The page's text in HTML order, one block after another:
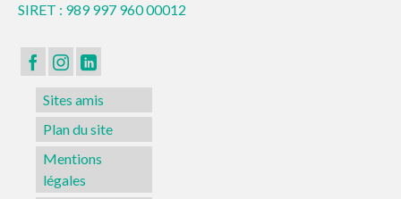
SIRET : 989 997 960 00012
Sites amis
Plan du site
Mentions
légales